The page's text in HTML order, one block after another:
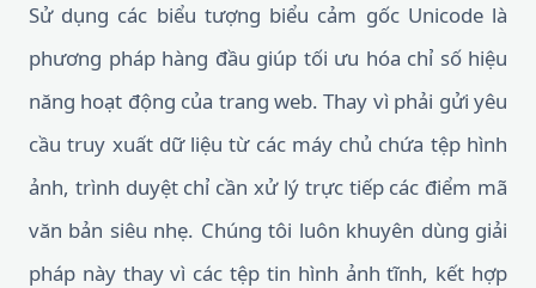
Sử dụng các biểu tượng biểu cảm gốc Unicode là
phương pháp hàng đầu giúp tối ưu hóa chỉ số hiệu
năng hoạt động của trang web. Thay vì phải gửi yêu
cầu truy xuất dữ liệu từ các máy chủ chứa tệp hình
ảnh, trình duyệt chỉ cần xử lý trực tiếp các điểm mã
văn bản siêu nhẹ. Chúng tôi luôn khuyên dùng giải
pháp này thay vì các tệp tin hình ảnh tĩnh, kết hợp